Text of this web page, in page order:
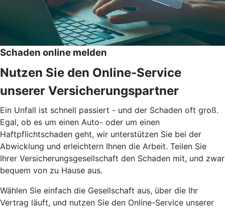
Schaden online melden
Nutzen Sie den Online-Service
unserer Versicherungspartner
Ein Unfall ist schnell passiert - und der Schaden oft groß.
Egal, ob es um einen Auto- oder um einen
Haftpflichtschaden geht, wir unterstützen Sie bei der
Abwicklung und erleichtern Ihnen die Arbeit. Teilen Sie
Ihrer Versicherungsgesellschaft den Schaden mit, und zwar
bequem von zu Hause aus.
Wählen Sie einfach die Gesellschaft aus, über die Ihr
Vertrag läuft, und nutzen Sie den Online-Service unserer